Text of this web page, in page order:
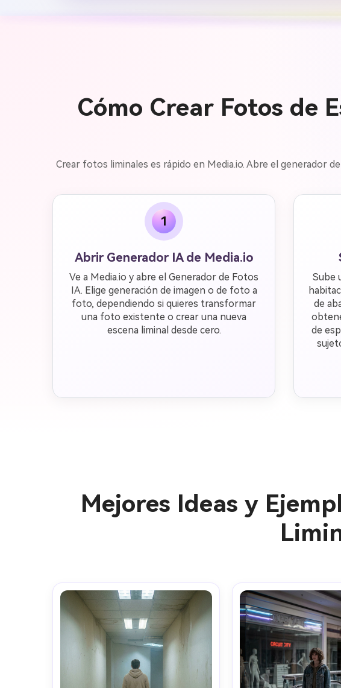
Cómo Crear Fotos de
Crear fotos liminales es rápido en Media.io. Abre el generador
1
Abrir Generador IA de Media.io
Ve a Media.io y abre el Generador de Fotos
IA. Elige generación de imagen o de foto a
foto, dependiendo si quieres transformar
una foto existente o crear una nueva
escena liminal desde cero.
Sube
de
de
Mejores Ideas y